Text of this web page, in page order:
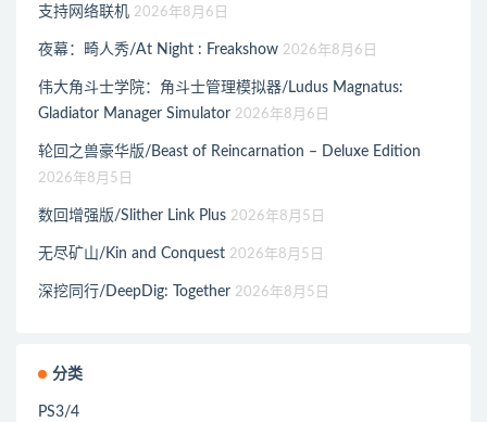
支持网络联机 2026年8月6日
夜幕：畸人秀/At Night : Freakshow 2026年8月6日
伟大角斗士学院：角斗士管理模拟器/Ludus Magnatus:
Gladiator Manager Simulator 2026年8月6日
轮回之兽豪华版/Beast of Reincarnation – Deluxe Edition
2026年8月5日
数回增强版/Slither Link Plus 2026年8月5日
无尽矿山/Kin and Conquest 2026年8月5日
深挖同行/DeepDig: Together 2026年8月5日
分类
PS3/4